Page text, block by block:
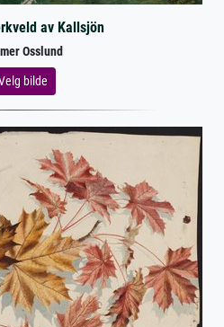
av Kallsjön
Osslund
bilde